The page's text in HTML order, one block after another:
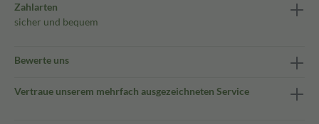
Zahlarten
sicher und bequem
Bewerte uns
Vertraue unserem mehrfach ausgezeichneten Service